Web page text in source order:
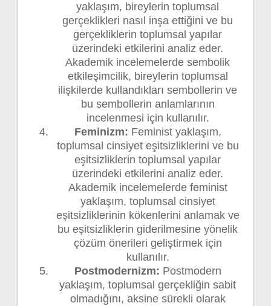
yaklaşım, bireylerin toplumsal
gerçeklikleri nasıl inşa ettiğini ve bu
gerçekliklerin toplumsal yapılar
üzerindeki etkilerini analiz eder.
Akademik incelemelerde sembolik
etkileşimcilik, bireylerin toplumsal
ilişkilerde kullandıkları sembollerin ve
bu sembollerin anlamlarının
incelenmesi için kullanılır.
Feminizm: Feminist yaklaşım,
toplumsal cinsiyet eşitsizliklerini ve bu
eşitsizliklerin toplumsal yapılar
üzerindeki etkilerini analiz eder.
Akademik incelemelerde feminist
yaklaşım, toplumsal cinsiyet
eşitsizliklerinin kökenlerini anlamak ve
bu eşitsizliklerin giderilmesine yönelik
çözüm önerileri geliştirmek için
kullanılır.
Postmodernizm: Postmodern
yaklaşım, toplumsal gerçekliğin sabit
olmadığını, aksine sürekli olarak